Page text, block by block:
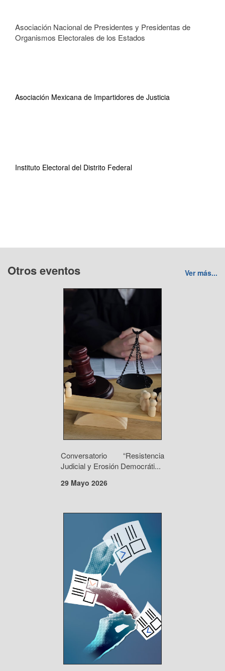
Asociación Nacional de Presidentes y Presidentas de
Organismos Electorales de los Estados
Asociación Mexicana de Impartidores de Justicia
Instituto Electoral del Distrito Federal
Otros eventos Ver más...
Conversatorio “Resistencia
Judicial y Erosión Democráti...
29 Mayo 2026